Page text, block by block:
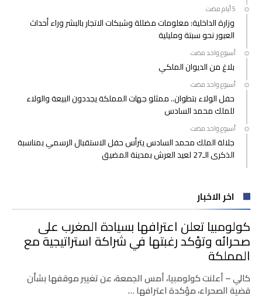
وزارة الداخلية: معلومات مضللة وشبكات الاتجار بالبشر وراء أحداث
العبور نحو سبتة ومليلية
‫‫‫‏‫أسبوع واحد مضت‬
بلاغ من الديوان الملكي
‫‫‫‏‫أسبوع واحد مضت‬
حفل الولاء بتطوان.. ممثلو جهات المملكة يجددون البيعة والولاء
للملك محمد السادس
‫‫‫‏‫أسبوع واحد مضت‬
جلالة الملك محمد السادس يترأس حفل الاستقبال الرسمي بمناسبة
الذكرى الـ27 لعيد العرش بمدينة المضيق
اخر الاخبار
كولومبيا تعلن اعترافها بسيادة المغرب على
صحرائه وتؤكد رغبتها في شراكة استراتيجية مع
المملكة
كالي – أعلنت كولومبيا، أمس الجمعة، عن تغيير موقفها بشأن
قضية الصحراء، مؤكدة اعترافها …